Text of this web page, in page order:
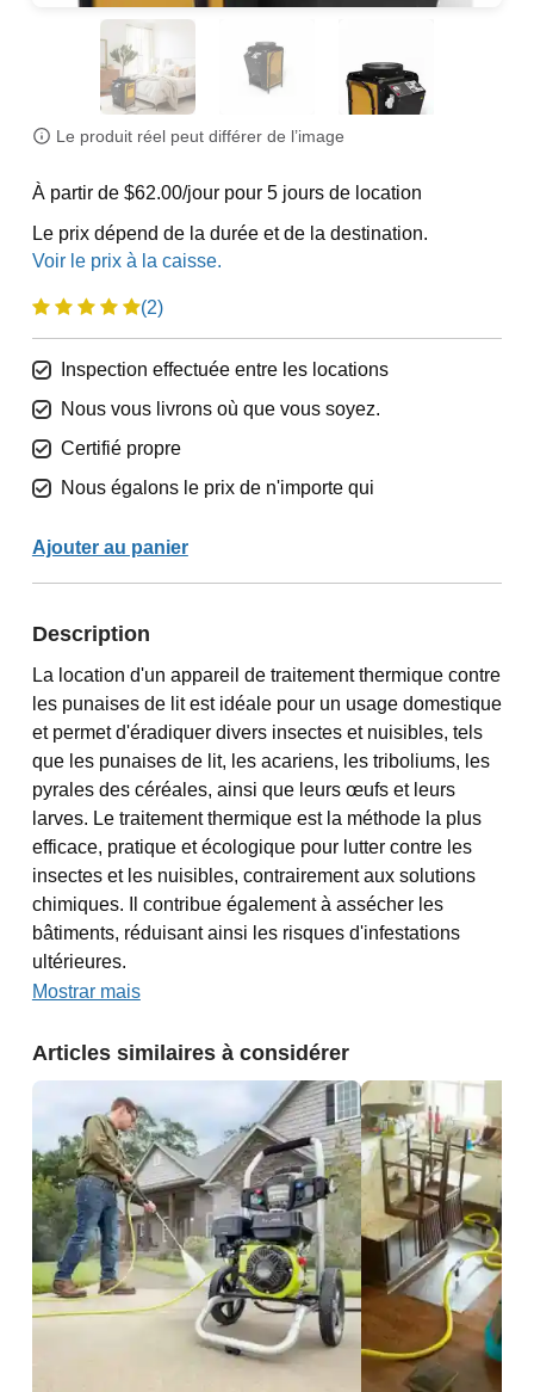
Le produit réel peut différer de l’image
À partir de $62.00/jour pour 5 jours de location
Le prix dépend de la durée et de la destination.
(2)
Inspection effectuée entre les locations
Nous vous livrons où que vous soyez.
Certifié propre
Nous égalons le prix de n'importe qui
Ajouter au panier
Description
La location d'un appareil de traitement thermique contre
les punaises de lit est idéale pour un usage domestique
et permet d'éradiquer divers insectes et nuisibles, tels
que les punaises de lit, les acariens, les triboliums, les
pyrales des céréales, ainsi que leurs œufs et leurs
larves. Le traitement thermique est la méthode la plus
efficace, pratique et écologique pour lutter contre les
insectes et les nuisibles, contrairement aux solutions
chimiques. Il contribue également à assécher les
bâtiments, réduisant ainsi les risques d'infestations
ultérieures.
Mostrar mais
Articles similaires à considérer